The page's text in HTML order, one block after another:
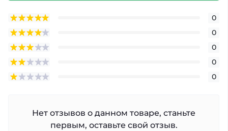
0
0
0
0
0
Нет отзывов о данном товаре, станьте
первым, оставьте свой отзыв.